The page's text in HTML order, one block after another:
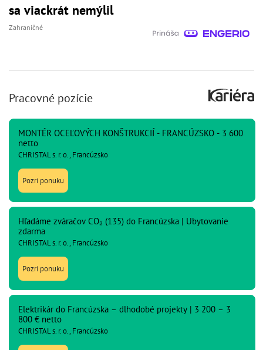
sa viackrát nemýlil
Zahraničné
Pracovné pozície
MONTÉR OCEĽOVÝCH KONŠTRUKCIÍ - FRANCÚZSKO - 3 600
netto
CHRISTAL s. r. o., Francúzsko
Pozri ponuku
Hľadáme zváračov CO₂ (135) do Francúzska | Ubytovanie
zdarma
CHRISTAL s. r. o., Francúzsko
Pozri ponuku
Elektrikár do Francúzska – dlhodobé projekty | 3 200 – 3
800 € netto
CHRISTAL s. r. o., Francúzsko